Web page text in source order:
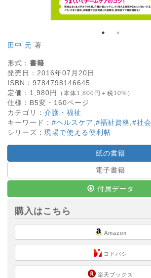
田中 元 著
形式： 書籍
発売日： 2016年07月20日
ISBN： 9784798146645
定価： 1,980円 （本体1,800円＋税10%）
仕様： B5変・ 160ページ
カテゴリ： 介護・福祉
キーワード： #ヘルスケア #福祉資格 #社会
シリーズ： 現場で使える便利帖
紙の書籍
電子書籍
付属データ
購入はこちら
Amazon
ヨドバシ
楽天ブックス